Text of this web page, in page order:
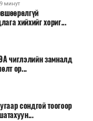
/
тухай
бусад кино,
урамшуулал.
2026 оны
мөрдөнө. Харин
хүүхдийн
томуу, томуу төст
зэрэг зайлшгүй
минут
хийхийг хориг...
чиглэлийн замналд
ор...
сондгой тоогоор